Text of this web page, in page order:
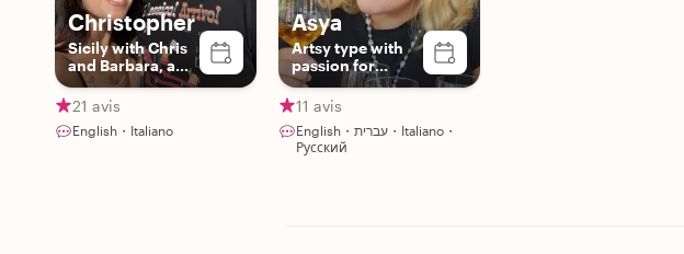
Christopher
Sicily with Chris
and Barbara, a
real locals!
21 avis
English・Italiano
Asya
Artsy type with
passion for
history and food
11 avis
English・עברית・Italiano・
Русский